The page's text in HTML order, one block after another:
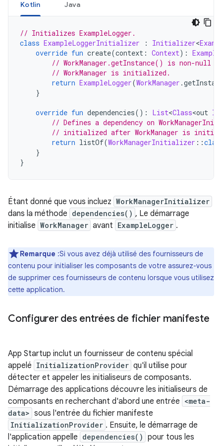
Kotlin Java
// Initializes ExampleLogger.
class ExampleLoggerInitializer : Initializer<
override fun create(context : Context):
// WorkManager.getInstance() is non-null
// WorkManager is initialized.
return ExampleLogger(WorkManager .
}
override fun dependencies(): List<Class<out
// Defines a dependency on
// initialized after WorkManager is
return listOf(WorkManagerInitializer ::
}
}
Étant donné que vous incluez WorkManagerInitializer
dans la méthode dependencies() , Le démarrage
initialise WorkManager avant ExampleLogger .
Remarque :Si vous avez déjà utilisé des fournisseurs de
contenu pour initialiser les composants de votre assurez-vous
de supprimer ces fournisseurs de contenu lorsque vous utilisez
cette application.
Configurer des entrées de fichier manifeste
App Startup inclut un fournisseur de contenu spécial
appelé InitializationProvider qu'il utilise pour
détecter et appeler les initialiseurs de composants.
Démarrage des applications découvre les initialiseurs de
composants en recherchant d'abord une entrée <meta-
data> sous l'entrée du fichier manifeste
InitializationProvider . Ensuite, le démarrage de
l'application appelle dependencies() pour tous les